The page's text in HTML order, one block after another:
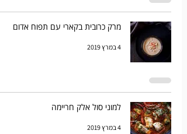
מרק כרובית בקארי עם תפוח אדום
4 במרץ 2019
למוני סול אלק חריימה
4 במרץ 2019